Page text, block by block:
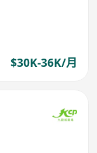
$30K-36K/月